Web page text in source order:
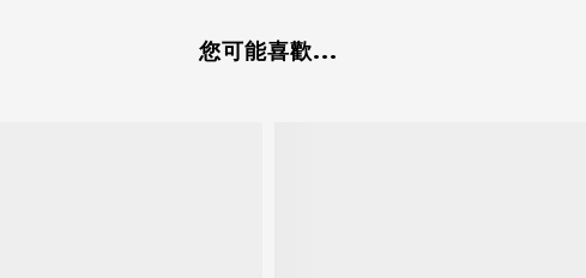
您可能喜歡...